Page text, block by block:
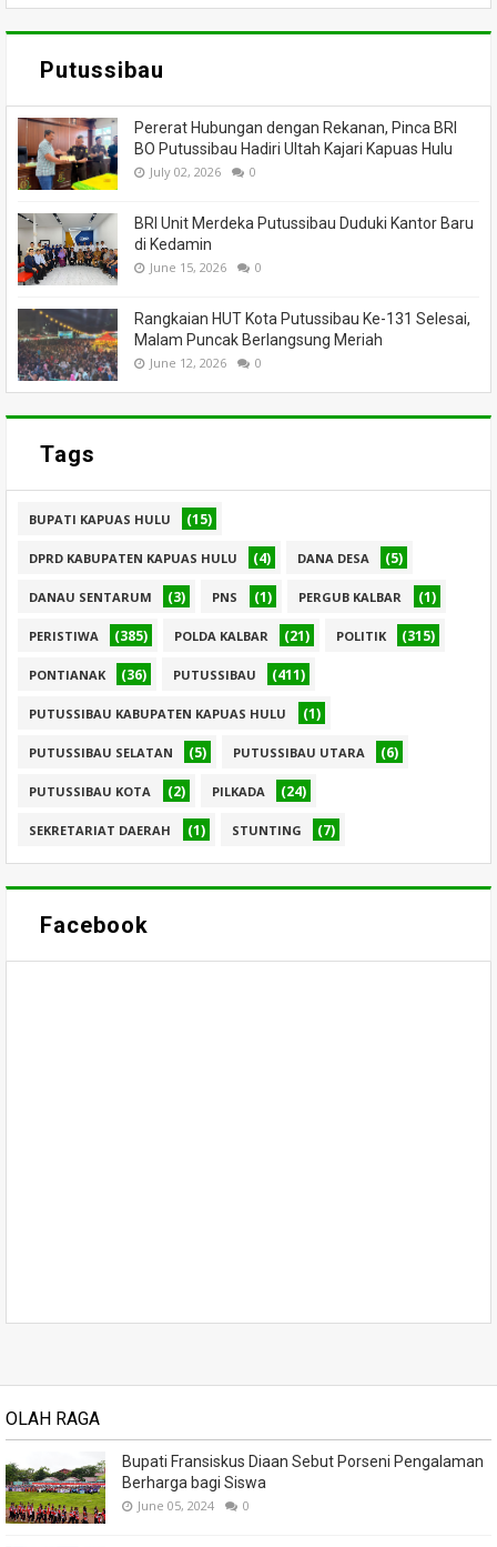
Putussibau
Pererat Hubungan dengan Rekanan, Pinca BRI
BO Putussibau Hadiri Ultah Kajari Kapuas Hulu
July 02, 2026 0
BRI Unit Merdeka Putussibau Duduki Kantor Baru
di Kedamin
June 15, 2026 0
Rangkaian HUT Kota Putussibau Ke-131 Selesai,
Malam Puncak Berlangsung Meriah
June 12, 2026 0
Tags
BUPATI KAPUAS HULU (15)
DPRD KABUPATEN KAPUAS HULU (4) DANA DESA (5)
DANAU SENTARUM (3) PNS (1) PERGUB KALBAR (1)
PERISTIWA (385) POLDA KALBAR (21) POLITIK (315)
PONTIANAK (36) PUTUSSIBAU (411)
PUTUSSIBAU KABUPATEN KAPUAS HULU (1)
PUTUSSIBAU SELATAN (5) PUTUSSIBAU UTARA (6)
PUTUSSIBAU KOTA (2) PILKADA (24)
SEKRETARIAT DAERAH (1) STUNTING (7)
Facebook
OLAH RAGA
Bupati Fransiskus Diaan Sebut Porseni Pengalaman
Berharga bagi Siswa
June 05, 2024 0